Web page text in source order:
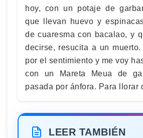
hoy, con un potaje de
que llevan huevo y
de cuaresma con bacalao, y
decirse, resucita a un
por el sentimiento y me voy
con un Mareta Meua de
pasada por ánfora. Para llorar
LEER TAMBIÉN